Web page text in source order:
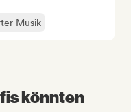
Musik
könnten